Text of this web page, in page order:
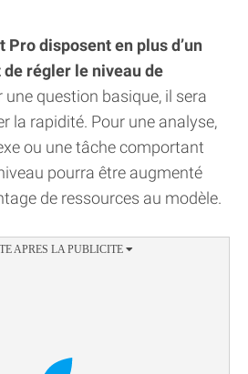
Pro disposent en plus d’un
régler le niveau de
une question basique, il sera
la rapidité. Pour une analyse,
ou une tâche comportant
pourra être augmenté
de ressources au modèle.